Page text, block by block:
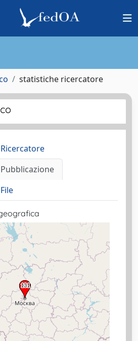
statistiche ricercatore